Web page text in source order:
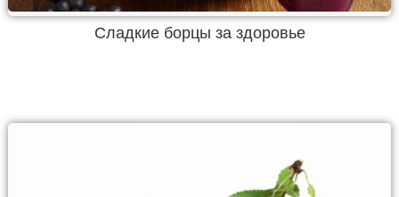
Сладкие борцы за здоровье